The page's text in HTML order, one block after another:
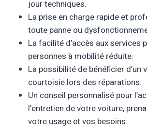
jour techniques.
La prise en charge rapide et
toute panne ou
La facilité d’accès aux services
personnes à mobilité réduite.
La possibilité de bénéficier d’un
courtoisie lors des réparations.
Un conseil personnalisé pour
l’entretien de votre voiture,
votre usage et vos besoins.